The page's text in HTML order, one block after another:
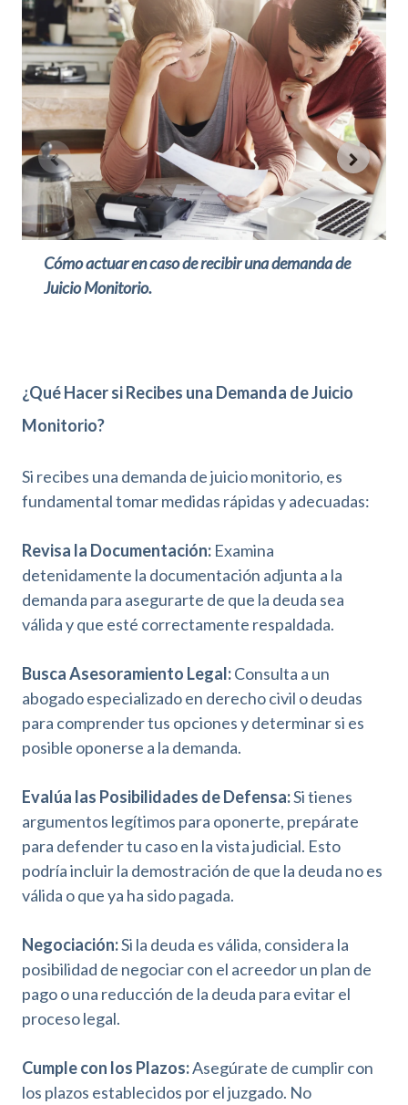
Cómo actuar en caso de recibir una demanda de
Juicio Monitorio.
¿Qué Hacer si Recibes una Demanda de Juicio
Monitorio?
Si recibes una demanda de juicio monitorio, es
fundamental tomar medidas rápidas y adecuadas:
Revisa la Documentación: Examina
detenidamente la documentación adjunta a la
demanda para asegurarte de que la deuda sea
válida y que esté correctamente respaldada.
Busca Asesoramiento Legal:Consulta a un
abogado especializado en derecho civil o deudas
para comprender tus opciones y determinar si es
posible oponerse a la demanda.
Evalúa las Posibilidades de Defensa:Si tienes
argumentos legítimos para oponerte, prepárate
para defender tu caso en la vista judicial. Esto
podría incluir la demostración de que la deuda no es
válida o que ya ha sido pagada.
Negociación:Si la deuda es válida, considera la
posibilidad de negociar con el acreedor un plan de
pago o una reducción de la deuda para evitar el
proceso legal.
Cumple con los Plazos:Asegúrate de cumplir con
los plazos establecidos por el juzgado. No